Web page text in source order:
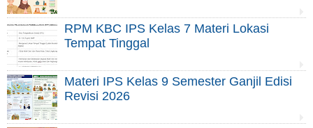
RPM KBC IPS Kelas 7 Materi Lokasi
Tempat Tinggal
Materi IPS Kelas 9 Semester Ganjil Edisi
Revisi 2026